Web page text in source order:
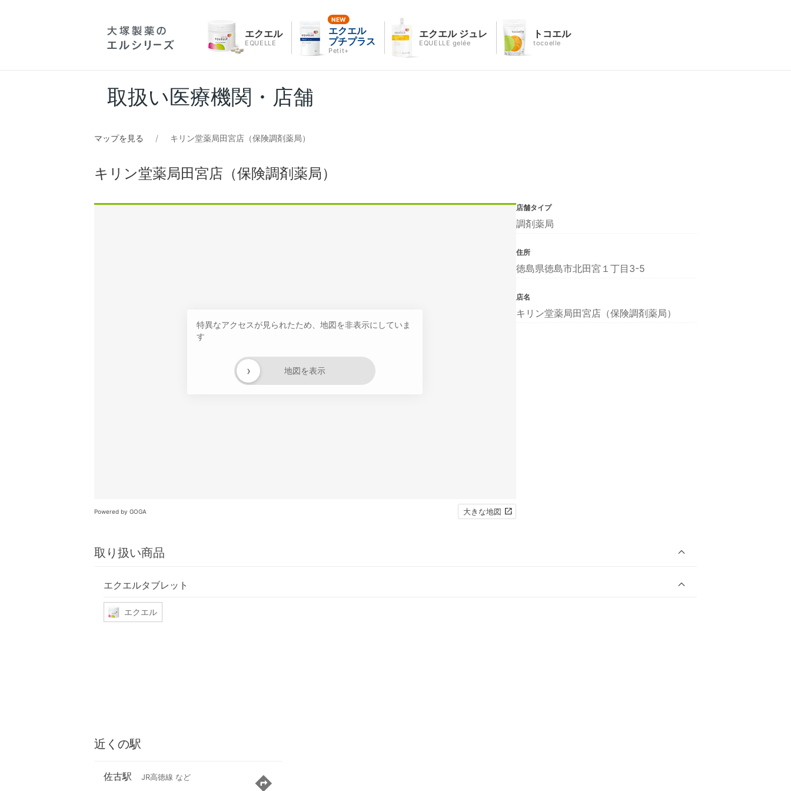
エクエル
EQUELLE
エクエル
プチプラス
Petit+
エクエル ジュレ
EQUELLE gelée
トコエル
tocoelle
取扱い医療機関・店舗
マップを見る キリン堂薬局田宮店（保険調剤薬局）
キリン堂薬局田宮店（保険調剤薬局）
特異なアクセスが見られたため、地図を非表示にしていま
す
地図を表示
›
Powered by GOGA 大きな地図
取り扱い商品
エクエルタブレット
エクエル
店舗タイプ
調剤薬局
住所
徳島県徳島市北田宮１丁目3-5
店名
キリン堂薬局田宮店（保険調剤薬局）
近くの駅
佐古駅 JR高徳線 など